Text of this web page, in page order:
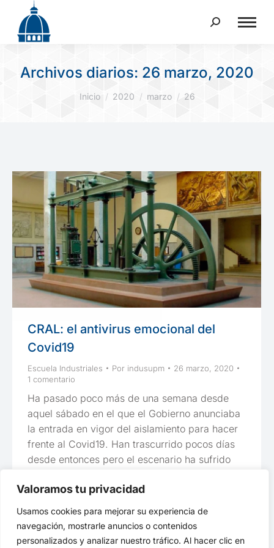
Valoramos tu privacidad
Usamos cookies para mejorar su experiencia de
navegación, mostrarle anuncios o contenidos
personalizados y analizar nuestro tráfico. Al hacer clic en
Buscar:
Archivos diarios: 26 marzo, 2020
Estás aquí:
Inicio 2020 marzo 26
CRAL: el antivirus emocional del
Covid19
Escuela Industriales Por indusupm
26 marzo, 2020
1 comentario
Ha pasado poco más de una semana desde
aquel sábado en el que el Gobierno anunciaba
la entrada en vigor del aislamiento para hacer
frente al Covid19. Han trascurrido pocos días
desde entonces pero el escenario ha sufrido
de las víctimas del coronavirus a que alguno/as
de lo/as infectado/as ya…